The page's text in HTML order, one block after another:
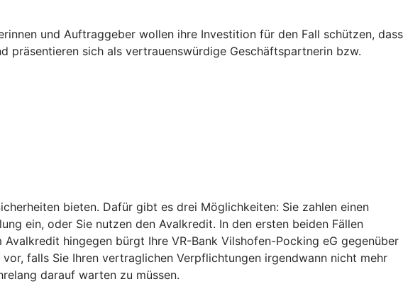
und Auftraggeber wollen ihre Investition für den Fall schützen, dass
präsentieren sich als vertrauenswürdige Geschäftspartnerin bzw.
bieten. Dafür gibt es drei Möglichkeiten: Sie zahlen einen
ein, oder Sie nutzen den Avalkredit. In den ersten beiden Fällen
hingegen bürgt Ihre VR-Bank Vilshofen-Pocking eG gegenüber
falls Sie Ihren vertraglichen Verpflichtungen irgendwann nicht mehr
darauf warten zu müssen.